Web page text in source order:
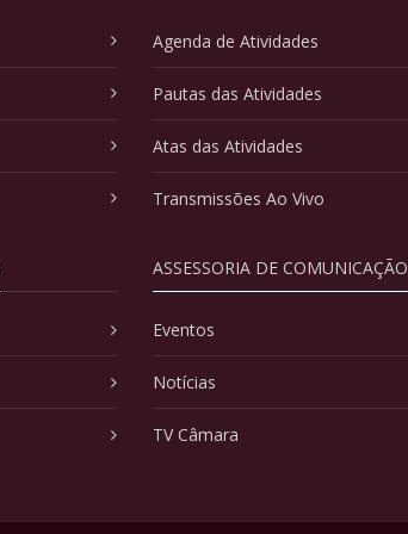
Agenda de Atividades
Pautas das Atividades
Atas das Atividades
Transmissões Ao Vivo
ASSESSORIA DE COMUNICAÇÃO
Eventos
Notícias
TV Câmara